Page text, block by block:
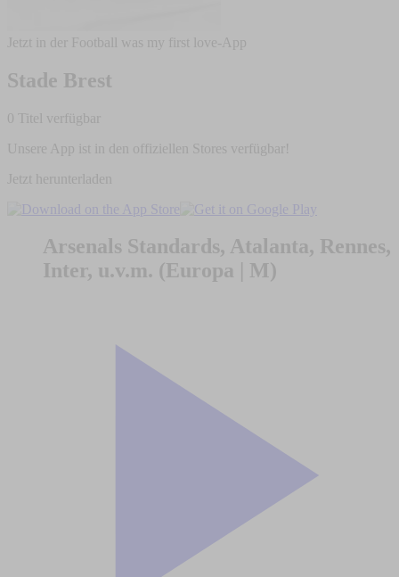
Jetzt in der Football was my first love-App
Stade Brest
0 Titel verfügbar
Unsere App ist in den offiziellen Stores verfügbar!
Jetzt herunterladen
Arsenals Standards, Atalanta, Rennes,
Inter, u.v.m. (Europa | M)